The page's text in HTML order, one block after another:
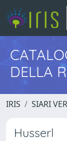
DELLA
IRIS SIARI
Husserl